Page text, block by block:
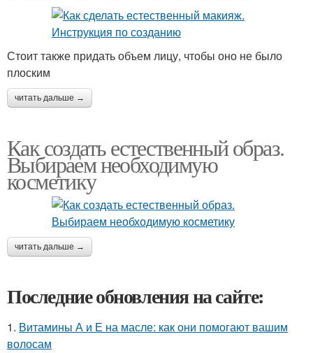
Стоит также придать объем лицу, чтобы оно не было
плоским
читать дальше →
Как создать естественный образ.
Выбираем необходимую
косметику
читать дальше →
Последние обновления на сайте:
1. Витамины А и Е на масле: как они помогают вашим
волосам